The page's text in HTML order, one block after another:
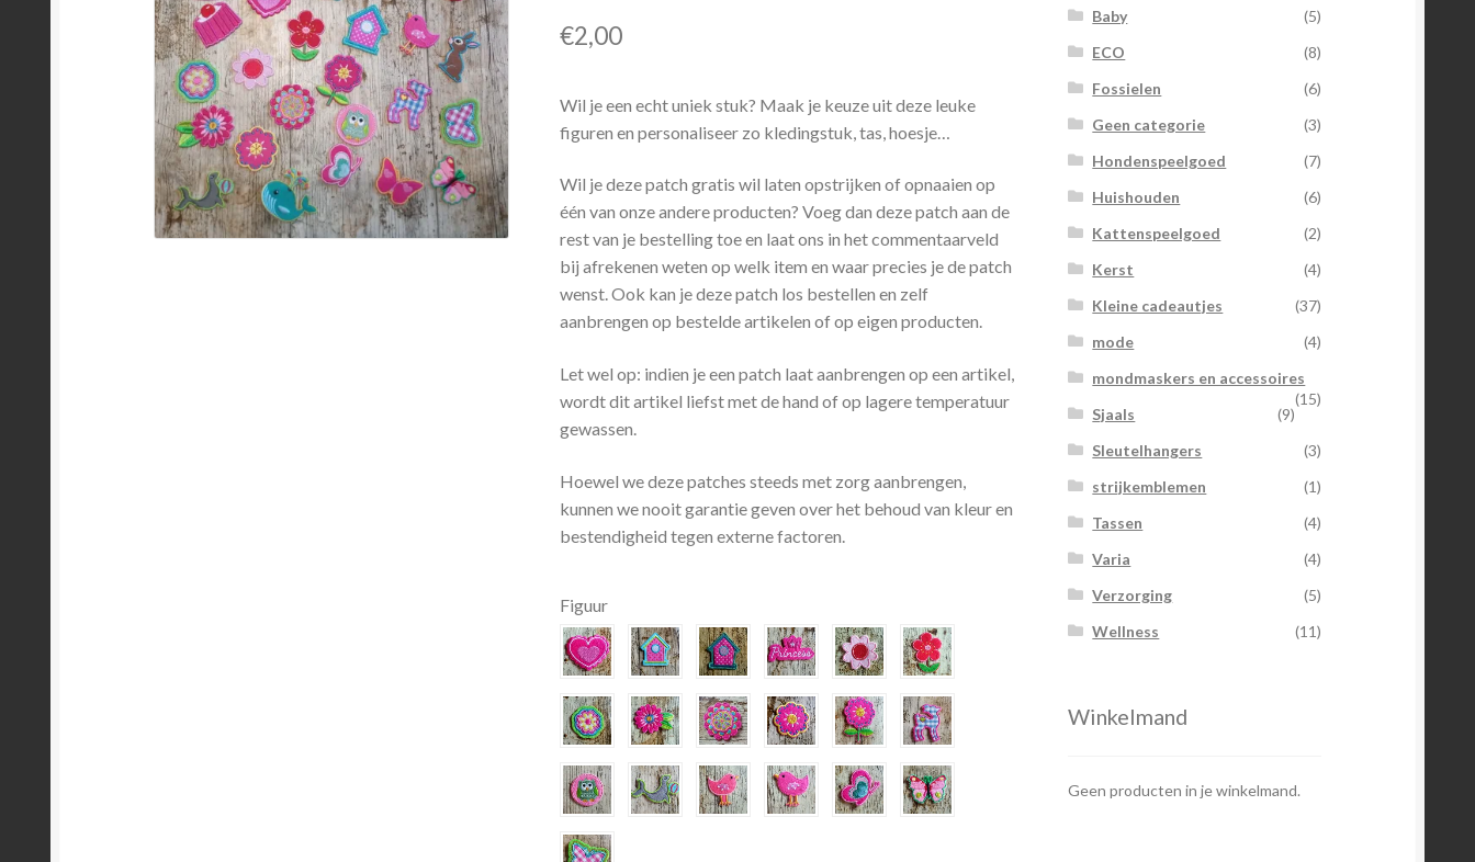
€2,00
Wil je een echt uniek stuk? Maak je keuze uit deze leuke
figuren en personaliseer zo kledingstuk, tas, hoesje…
Wil je deze patch gratis wil laten opstrijken of opnaaien op
één van onze andere producten? Voeg dan deze patch aan de
rest van je bestelling toe en laat ons in het commentaarveld
bij afrekenen weten op welk item en waar precies je de patch
wenst. Ook kan je deze patch los bestellen en zelf
aanbrengen op bestelde artikelen of op eigen producten.
Let wel op: indien je een patch laat aanbrengen op een artikel,
wordt dit artikel liefst met de hand of op lagere temperatuur
gewassen.
Hoewel we deze patches steeds met zorg aanbrengen,
kunnen we nooit garantie geven over het behoud van kleur en
bestendigheid tegen externe factoren.
Figuur
Baby
(5)
ECO
(8)
Fossielen
(6)
Geen categorie
(3)
Hondenspeelgoed
(7)
Huishouden
(6)
Kattenspeelgoed
(2)
Kerst
(4)
Kleine cadeautjes
(37)
mode
(4)
mondmaskers en accessoires
(15)
Sjaals
(9)
Sleutelhangers
(3)
strijkemblemen
(1)
Tassen
(4)
Varia
(4)
Verzorging
(5)
Wellness
(11)
Winkelmand
Geen producten in je winkelmand.